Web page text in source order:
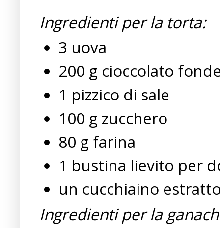
Ingredienti per la torta:
3 uova
200 g cioccolato
1 pizzico di sale
100 g zucchero
80 g farina
1 bustina lievito per
un cucchiaino
Ingredienti per la